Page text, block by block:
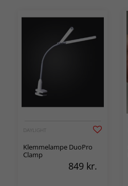
DAYLIGHT
Klemmelampe DuoPro
Clamp
849 kr.